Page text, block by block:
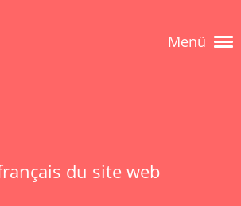
Menü
du site web